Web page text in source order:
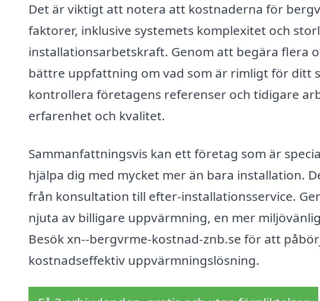
Det är viktigt att notera att kostnaderna för
faktorer, inklusive systemets komplexitet och
installationsarbetskraft. Genom att begära flera
bättre uppfattning om vad som är rimligt för ditt
kontrollera företagens referenser och tidigare
erfarenhet och kvalitet.
Sammanfattningsvis kan ett företag som är
hjälpa dig med mycket mer än bara installation.
från konsultation till efter-installationsservice.
njuta av billigare uppvärmning, en mer
Besök xn--bergvrme-kostnad-znb.se för att
kostnadseffektiv uppvärmningslösning.